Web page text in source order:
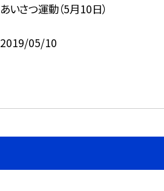
あいさつ運動（5月10日）
2019/05/10